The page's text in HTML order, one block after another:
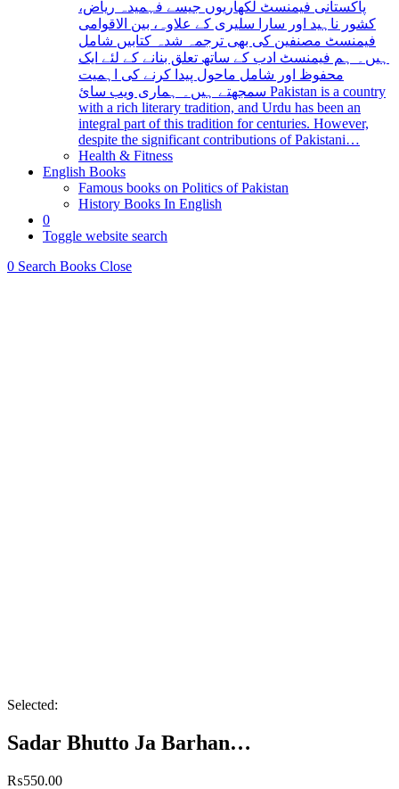
پاکستانی فیمنسٹ لکھاریوں جیسے فہمیدہ ریاض،
کشور ناہید اور سارا سلیری کے علاوہ، بین الاقوامی
فیمنسٹ مصنفین کی بھی ترجمہ شدہ کتابیں شامل
ہیں۔ ہم فیمنسٹ ادب کے ساتھ تعلق بنانے کے لئے ایک
محفوظ اور شامل ماحول پیدا کرنے کی اہمیت
سمجھتے ہیں۔ ہماری ویب سائ Pakistan is a country
with a rich literary tradition, and Urdu has been an
integral part of this tradition for centuries. However,
despite the significant contributions of Pakistani…
Health & Fitness
English Books
Famous books on Politics of Pakistan
History Books In English
0
Toggle website search
0 Search Books Close
Selected:
Sadar Bhutto Ja Barhan…
₨550.00